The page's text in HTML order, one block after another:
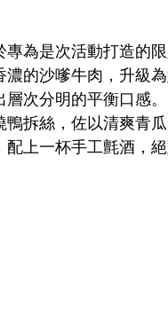
專為是次活動打造的
的沙嗲牛肉，升級為
層次分明的平衡口感
鴨拆絲，佐以清爽青
配上一杯手工氈酒，